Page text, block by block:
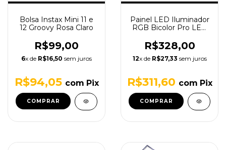
Bolsa Instax Mini 11 e
12 Groovy Rosa Claro
R$99,00
6x de R$16,50 sem juros
R$94,05 com Pix
Painel LED Iluminador
RGB Bicolor Pro LED
Iluminação para
Estúdio 1,90m - S60
R$328,00
12x de R$27,33 sem juros
R$311,60 com Pix